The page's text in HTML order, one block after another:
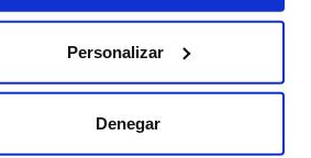
Personalizar
Denegar
Canal de denuncias